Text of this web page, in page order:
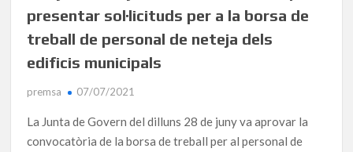
presentar sol·licituds per a la borsa de
treball de personal de neteja dels
edificis municipals
premsa 07/07/2021
La Junta de Govern del dilluns 28 de juny va aprovar la
convocatòria de la borsa de treball per al personal de